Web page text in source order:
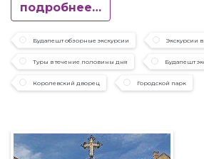
подробнее…
Будапешт обзорные экскурсии Экскурсии
Туры в течение половины дня Будапешт
Королевский дворец Городской парк